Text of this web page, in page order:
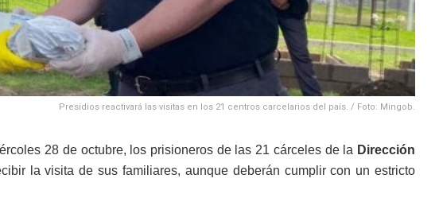
Presidios reactivará las visitas en los 21 centros carcelarios del país. / Foto: Mingob.
28 de octubre, los prisioneros de las 21 cárceles de la Dirección
la visita de sus familiares, aunque deberán cumplir con un estricto